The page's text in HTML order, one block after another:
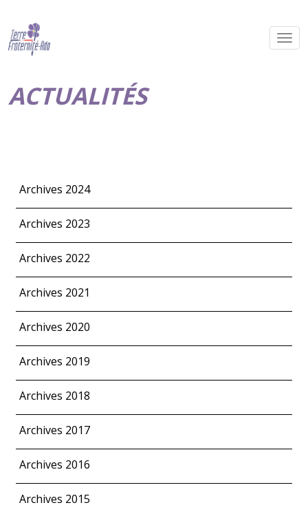
ACTUALITÉS
Archives 2024
Archives 2023
Archives 2022
Archives 2021
Archives 2020
Archives 2019
Archives 2018
Archives 2017
Archives 2016
Archives 2015